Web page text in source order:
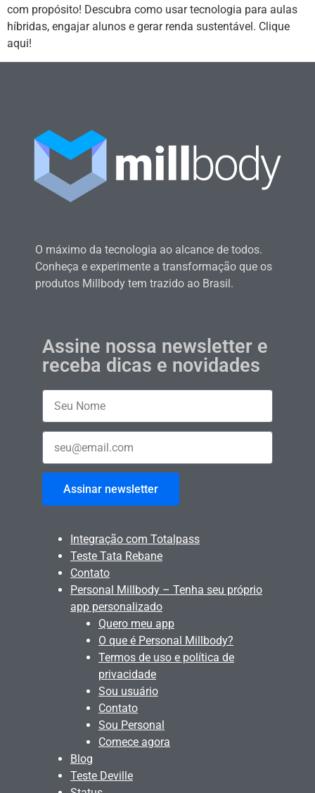
com propósito! Descubra como usar tecnologia para aulas
híbridas, engajar alunos e gerar renda sustentável. Clique
aqui!
O máximo da tecnologia ao alcance de todos.
Conheça e experimente a transformação que os
produtos Millbody tem trazido ao Brasil.
Assine nossa newsletter e
receba dicas e novidades
Assinar newsletter
Integração com Totalpass
Teste Tata Rebane
Contato
Personal Millbody – Tenha seu próprio
app personalizado
Quero meu app
O que é Personal Millbody?
Termos de uso e política de
privacidade
Sou usuário
Contato
Sou Personal
Comece agora
Blog
Teste Deville